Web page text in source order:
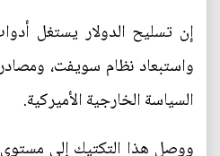
إن تسليح الدولار يستغل
واستبعاد نظام سويفت،
السياسة الخارجية الأميركية.